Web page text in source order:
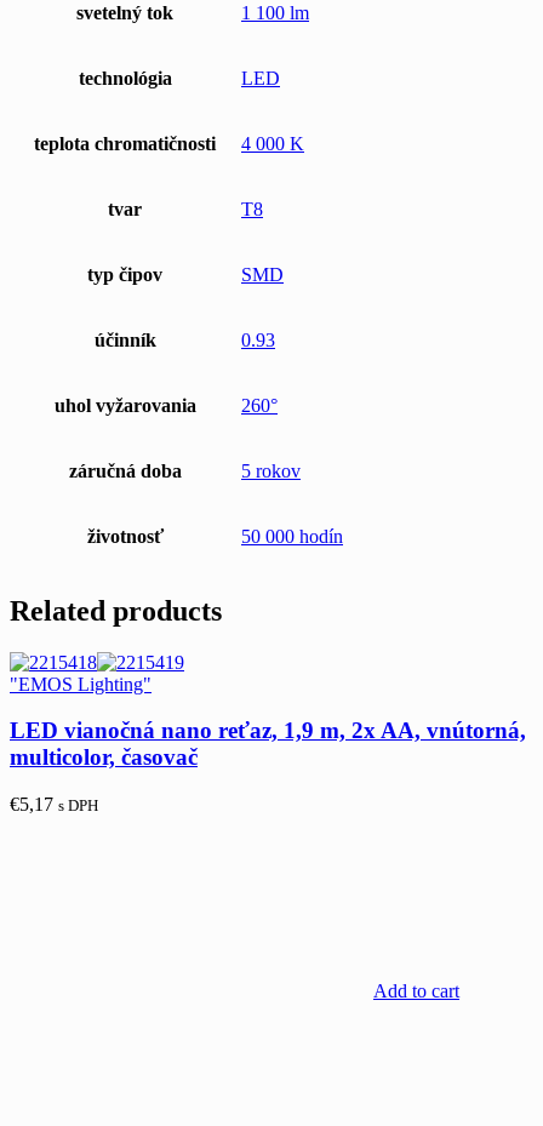
svetelný tok 1 100 lm
technológia LED
teplota chromatičnosti 4 000 K
tvar T8
typ čipov SMD
účinník 0.93
uhol vyžarovania 260°
záručná doba 5 rokov
životnosť 50 000 hodín
Related products
"EMOS Lighting"
LED vianočná nano reťaz, 1,9 m, 2x AA, vnútorná,
multicolor, časovač
€5,17 s DPH
Add to cart